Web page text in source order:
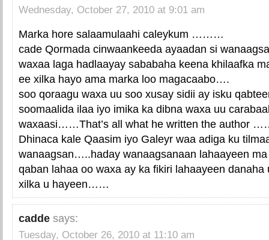
Wednesday, October 27, 2010 at 9:01 am
Marka hore salaamulaahi caleykum ………
cade Qormada cinwaankeeda ayaadan si
waxaa laga hadlaayay sababaha keena khilaafka
ee xilka hayo ama marka loo magacaabo….
soo qoraagu waxa uu soo xusay sidii ay isku
soomaalida ilaa iyo imika ka dibna waxa uu
waxaasi……That’s all what he written the author
Dhinaca kale Qaasim iyo Galeyr waa adiga ku
wanaagsan…..haday wanaagsanaan lahaayeen
qaban lahaa oo waxa ay ka fikiri lahaayeen danaha
xilka u hayeen……
cadde says:
Tuesday, October 26, 2010 at 11:10 am